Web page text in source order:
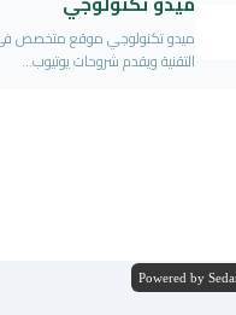
ميدو تكنولوجي موقع متخصص
التقنية ويقدم شروحات يوتيوب...
Powered by